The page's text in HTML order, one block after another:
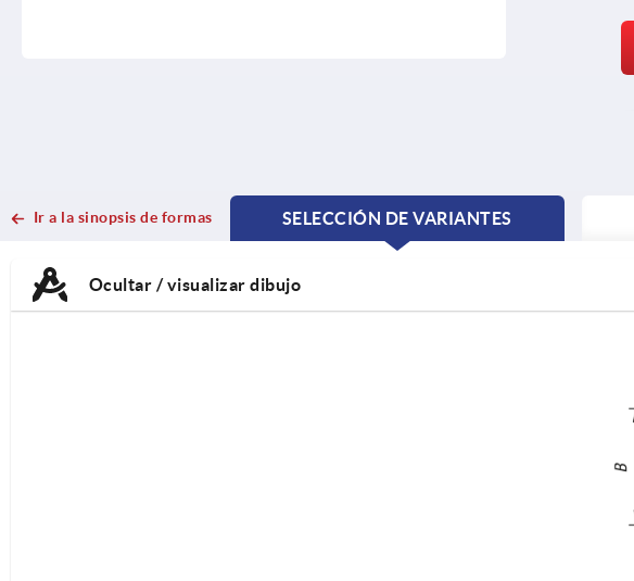
Ir a la sinopsis de formas
SELECCIÓN DE VARIANTES
CURRENT
CURRENT
Ocultar / visualizar dibujo